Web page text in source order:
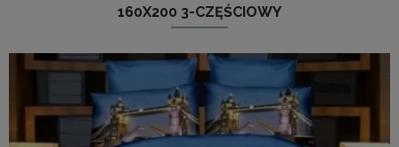
160X200 3-CZĘŚCIOWY